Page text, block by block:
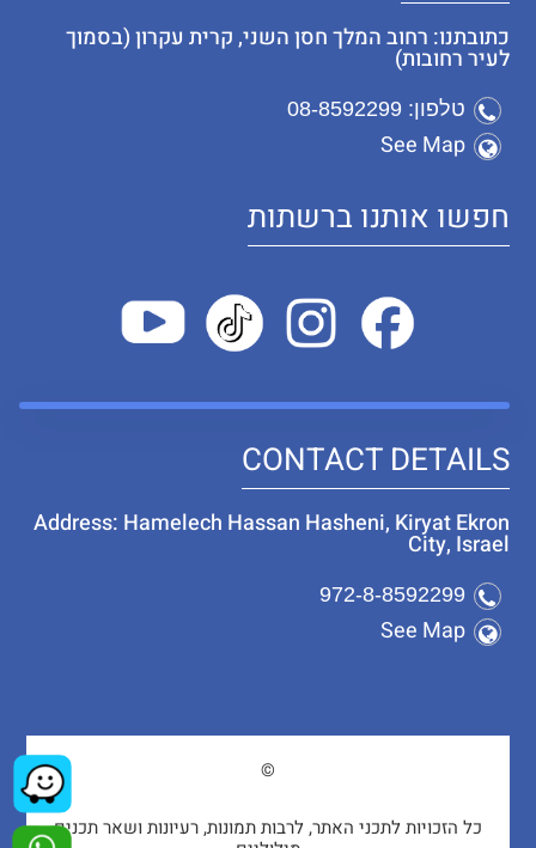
כתובתנו: רחוב המלך חסן השני, קרית עקרון (בסמוך
לעיר רחובות)
טלפון: 08-8592299
See Map
חפשו אותנו ברשתות
CONTACT DETAILS
Address: Hamelech Hassan Hasheni, Kiryat Ekron
City, Israel
972-8-8592299
See Map
©
כל הזכויות לתכני האתר, לרבות תמונות, רעיונות ושאר תכנים